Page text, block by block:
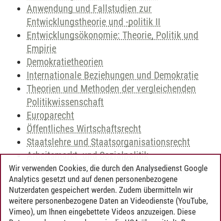
Anwendung und Fallstudien zur
Entwicklungstheorie und -politik II
Entwicklungsökonomie: Theorie, Politik und
Empirie
Demokratietheorien
Internationale Beziehungen und Demokratie
Theorien und Methoden der vergleichenden
Politikwissenschaft
Europarecht
Öffentliches Wirtschaftsrecht
Staatslehre und Staatsorganisationsrecht
Arbeitsmarkt- und Sozialpolitik
Internationale Wirtschaftsbeziehungen und
Handelspolitik
Öffentliche Finanzen, Geld- und Fiskalpolitik
Wir verwenden Cookies, die durch den Analysedienst Google
Analytics gesetzt und auf denen personenbezogene
Nutzerdaten gespeichert werden. Zudem übermitteln wir
weitere personenbezogene Daten an Videodienste (YouTube,
Vimeo), um Ihnen eingebettete Videos anzuzeigen. Diese